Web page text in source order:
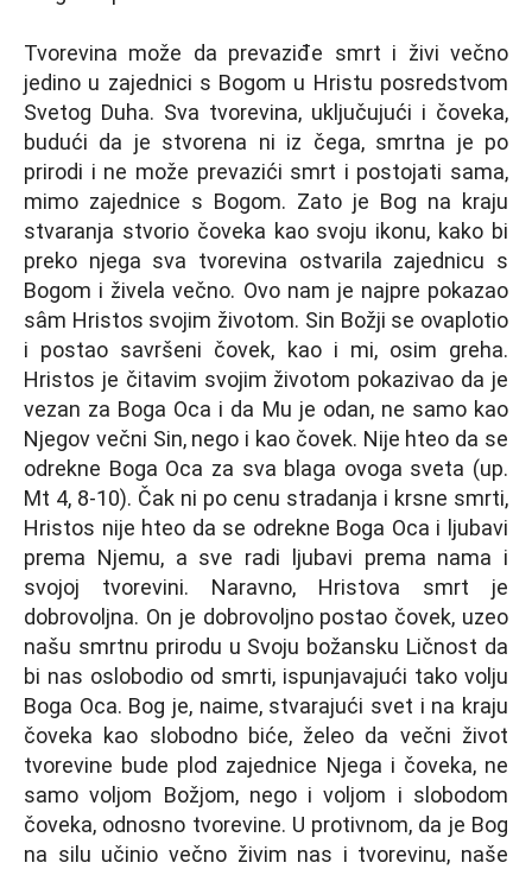
Tvorevina može da prevaziđe smrt i živi večno
jedino u zajednici s Bogom u Hristu posredstvom
Svetog Duha. Sva tvorevina, uklјučujući i čoveka,
budući da je stvorena ni iz čega, smrtna je po
prirodi i ne može prevazići smrt i postojati sama,
mimo zajednice s Bogom. Zato je Bog na kraju
stvaranja stvorio čoveka kao svoju ikonu, kako bi
preko njega sva tvorevina ostvarila zajednicu s
Bogom i živela večno. Ovo nam je najpre pokazao
sâm Hristos svojim životom. Sin Božji se ovaplotio
i postao savršeni čovek, kao i mi, osim greha.
Hristos je čitavim svojim životom pokazivao da je
vezan za Boga Oca i da Mu je odan, ne samo kao
Nјegov večni Sin, nego i kao čovek. Nije hteo da se
odrekne Boga Oca za sva blaga ovoga sveta (up.
Mt 4, 8-10). Čak ni po cenu stradanja i krsne smrti,
Hristos nije hteo da se odrekne Boga Oca i lјubavi
prema Nјemu, a sve radi lјubavi prema nama i
svojoj tvorevini. Naravno, Hristova smrt je
dobrovolјna. On je dobrovolјno postao čovek, uzeo
našu smrtnu prirodu u Svoju božansku Ličnost da
bi nas oslobodio od smrti, ispunjavajući tako volјu
Boga Oca. Bog je, naime, stvarajući svet i na kraju
čoveka kao slobodno biće, želeo da večni život
tvorevine bude plod zajednice Nјega i čoveka, ne
samo volјom Božjom, nego i volјom i slobodom
čoveka, odnosno tvorevine. U protivnom, da je Bog
na silu učinio večno živim nas i tvorevinu, naše